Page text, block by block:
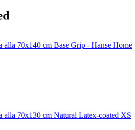
alla 70x140 cm Base Grip - Hanse Home
alla 70x130 cm Natural Latex-coated XS